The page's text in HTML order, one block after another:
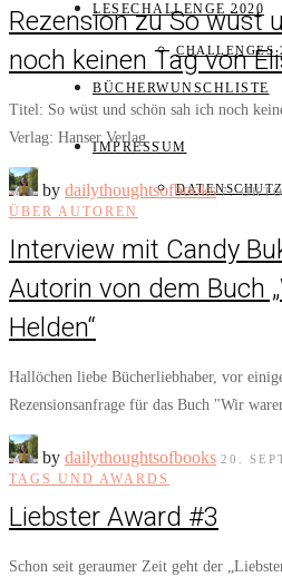
LESECHALLENGE 2020
CHALLENGES
BÜCHERWUNSCHLISTE
IMPRESSUM
Rezension zu So wüst
noch keinen Tag von
Titel: So wüst und schön sah ich noch
Verlag: Hanser Verlag…
by dailythoughtsofbooks 7.
ÜBER AUTOREN
Interview mit Candy
Autorin von dem Buch
Helden“
Hallöchen liebe Bücherliebhaber, vor
Rezensionsanfrage für das Buch "Wir
by dailythoughtsofbooks 20.
TAGS UND AWARDS
Liebster Award #3
Schon seit geraumer Zeit geht der